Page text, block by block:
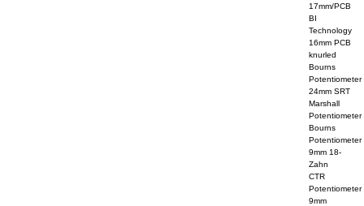
17mm/PCB
BI
Technology
16mm PCB
knurled
Bourns
Potentiometer
24mm SRT
Marshall
Potentiometer
Bourns
Potentiometer
9mm 18-
Zahn
CTR
Potentiometer
9mm